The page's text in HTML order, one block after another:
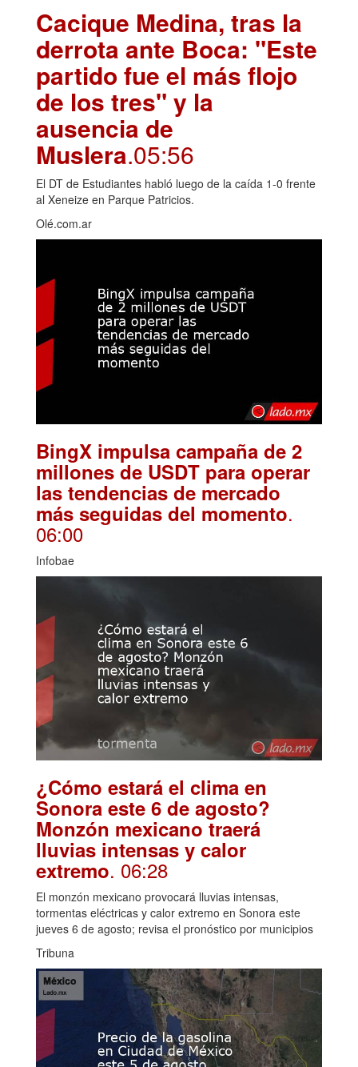
Cacique Medina, tras la
derrota ante Boca: "Este
partido fue el más flojo
de los tres" y la
ausencia de
Muslera.05:56
El DT de Estudiantes habló luego de la caída 1-0 frente
al Xeneize en Parque Patricios.
Olé.com.ar
BingX impulsa campaña de 2
millones de USDT para operar
las tendencias de mercado
más seguidas del momento.
06:00
Infobae
¿Cómo estará el clima en
Sonora este 6 de agosto?
Monzón mexicano traerá
lluvias intensas y calor
extremo. 06:28
El monzón mexicano provocará lluvias intensas,
tormentas eléctricas y calor extremo en Sonora este
jueves 6 de agosto; revisa el pronóstico por municipios
Tribuna